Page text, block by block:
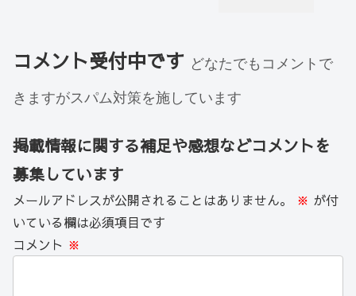
コメント受付中です どなたでもコメントで
きますがスパム対策を施しています
掲載情報に関する補足や感想などコメントを
募集しています
メールアドレスが公開されることはありません。 ※ が付
いている欄は必須項目です
コメント ※